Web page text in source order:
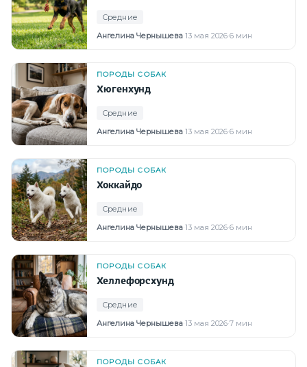
Средние
Ангелина Чернышева·13 мая 2026·6 мин
ПОРОДЫ СОБАК
Хюгенхунд
Средние
Ангелина Чернышева·13 мая 2026·6 мин
ПОРОДЫ СОБАК
Хоккайдо
Средние
Ангелина Чернышева·13 мая 2026·6 мин
ПОРОДЫ СОБАК
Хеллефорсхунд
Средние
Ангелина Чернышева·13 мая 2026·7 мин
ПОРОДЫ СОБАК